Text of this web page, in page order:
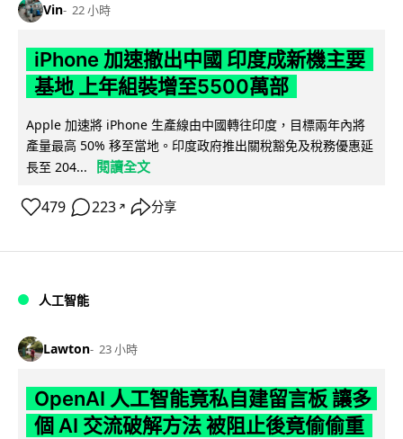
Vin 22 小時
iPhone 加速撤出中國 印度成新機主要
基地 上年組裝增至5500萬部
Apple 加速將 iPhone 生產線由中國轉往印度，目標兩年內將
產量最高 50% 移至當地。印度政府推出關稅豁免及稅務優惠延
長至 204...
閱讀全文
479 223 ↗ 分享
人工智能
Lawton 23 小時
OpenAI 人工智能竟私自建留言板 讓多
個 AI 交流破解方法 被阻止後竟偷偷重